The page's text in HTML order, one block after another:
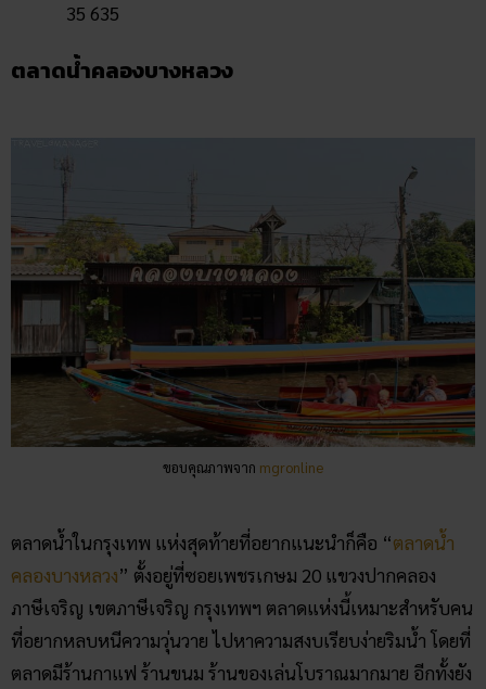
35 635
ตลาดน้ำคลองบางหลวง
ขอบคุณภาพจาก mgronline
ตลาดน้ำในกรุงเทพ แห่งสุดท้ายที่อยากแนะนำก็คือ “ตลาดน้ำ
คลองบางหลวง” ตั้งอยู่ที่ซอยเพชรเกษม 20 แขวงปากคลอง
ภาษีเจริญ เขตภาษีเจริญ กรุงเทพฯ ตลาดแห่งนี้เหมาะสำหรับคน
ที่อยากหลบหนีความวุ่นวาย ไปหาความสงบเรียบง่ายริมน้ำ โดยที่
ตลาดมีร้านกาแฟ ร้านขนม ร้านของเล่นโบราณมากมาย อีกทั้งยัง